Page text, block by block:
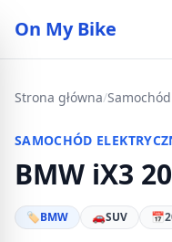
On My Bike
Strona główna/
SAMOCHÓD
BMW iX3
🏷BMW 🚗SUV 📅